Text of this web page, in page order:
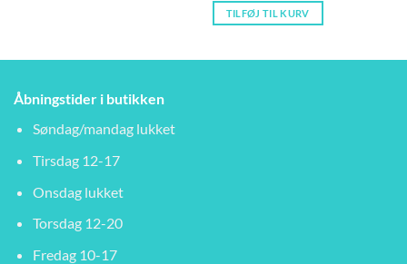
TILFØJ TIL KURV
Åbningstider i butikken
Søndag/mandag lukket
Tirsdag 12-17
Onsdag lukket
Torsdag 12-20
Fredag 10-17